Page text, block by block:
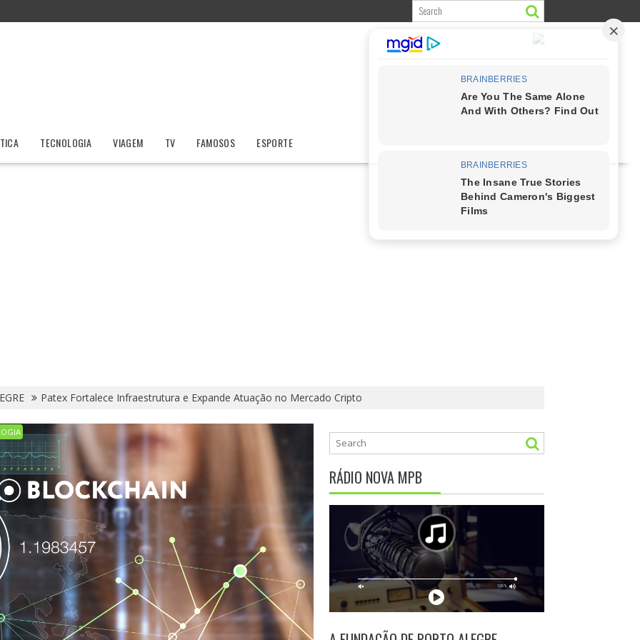
TECNOLOGIA VIAGEM TV FAMOSOS ESPORTE
Patex Fortalece Infraestrutura e Expande Atuação no Mercado Cripto
RÁDIO NOVA MPB